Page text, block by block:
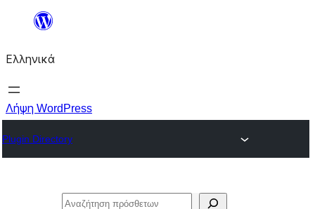
Μετάβαση
περιεχόμενο
Ελληνικά
Λήψη WordPress
Plugin Directory
Αναζήτηση